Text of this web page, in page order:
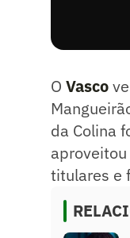
O Vasco
da Colina
titulares e